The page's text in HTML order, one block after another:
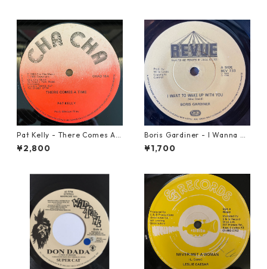
Pat Kelly - There Comes A T
ime【12-50057】
¥2,800
Boris Gardiner - I Wanna W
ake Up With You【7-2192
4】
¥1,700